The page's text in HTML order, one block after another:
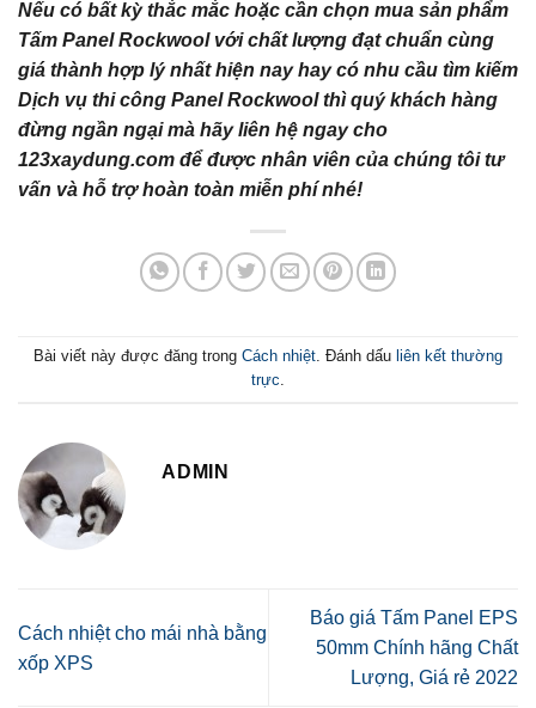
Nếu có bất kỳ thắc mắc hoặc cần chọn mua sản phẩm
Tấm Panel Rockwool với chất lượng đạt chuẩn cùng
giá thành hợp lý nhất hiện nay hay có nhu cầu tìm kiếm
Dịch vụ thi công Panel Rockwool thì quý khách hàng
đừng ngần ngại mà hãy liên hệ ngay cho
123xaydung.com để được nhân viên của chúng tôi tư
vấn và hỗ trợ hoàn toàn miễn phí nhé!
Bài viết này được đăng trong Cách nhiệt. Đánh dấu liên kết thường
trực.
ADMIN
Cách nhiệt cho mái nhà bằng
xốp XPS
Báo giá Tấm Panel EPS
50mm Chính hãng Chất
Lượng, Giá rẻ 2022